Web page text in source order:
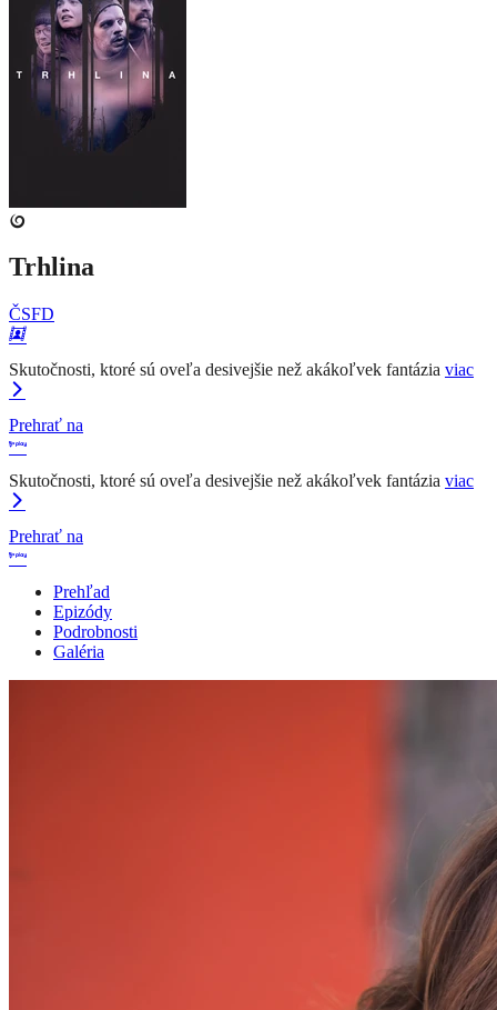
Trhlina
ČSFD
Skutočnosti, ktoré sú oveľa desivejšie než akákoľvek fantázia viac
Prehrať na
Skutočnosti, ktoré sú oveľa desivejšie než akákoľvek fantázia viac
Prehrať na
Prehľad
Epizódy
Podrobnosti
Galéria